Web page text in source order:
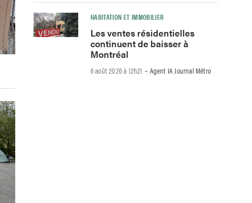
HABITATION ET IMMOBILIER
Les ventes résidentielles
continuent de baisser à
Montréal
6 août 2026 à 12h21 -Agent IA Journal Métro